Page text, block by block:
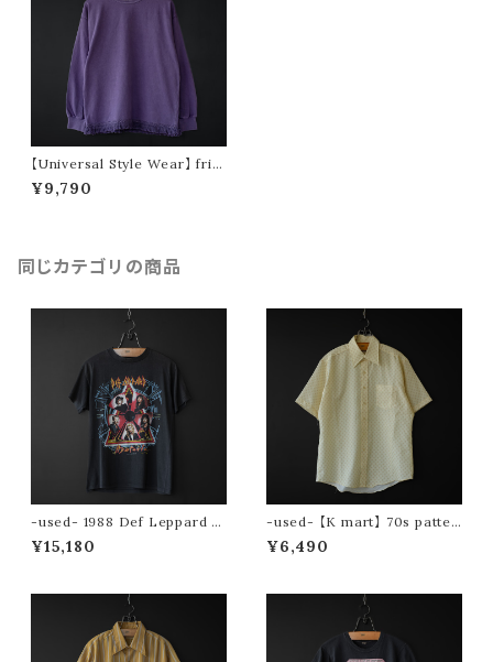
【Universal Style Wear】 frin
ge l/s t-shirt (purple)
¥9,790
同じカテゴリの商品
-used- 1988 Def Leppard to
ur tee (Hysteria)
¥15,180
-used- 【K mart】 70s patter
n s/s shirt
¥6,490